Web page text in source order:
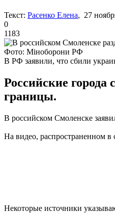
Текст: Расенко Елена, 27
0
1183
Фото: Міноборони РФ
В РФ заявили, что сбили
Российские
границы.
В российском Смоленске
На видео, распространенном
Некоторые источники